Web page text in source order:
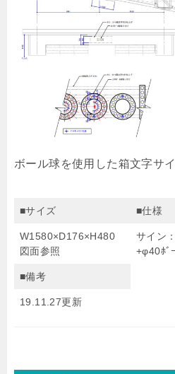
ボール球を使用した箱文字サ
■サイズ ■仕様
W1580×D176×H480
図面参照
サイン
+φ40ﾎﾞ
■備考
19.11.27更新